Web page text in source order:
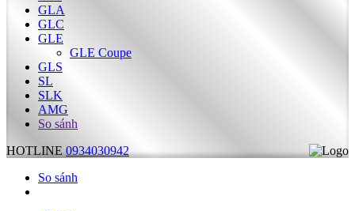
GLA
GLC
GLE
GLE Coupe
GLS
SL
SLK
AMG
So sánh
HOTLINE 0934030942
So sánh